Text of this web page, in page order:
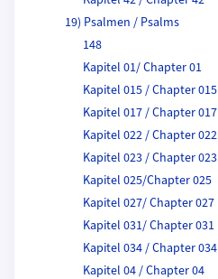
19) Psalmen / Psalms
148
Kapitel 01/ Chapter 01
Kapitel 015 / Chapter 015
Kapitel 017 / Chapter 017
Kapitel 022 / Chapter 022
Kapitel 023 / Chapter 023
Kapitel 025/Chapter 025
Kapitel 027/ Chapter 027
Kapitel 031/ Chapter 031
Kapitel 034 / Chapter 034
Kapitel 04 / Chapter 04